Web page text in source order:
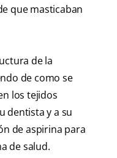
que masticaban
de la
de como se
los tejidos
dentista y a su
de aspirina para
de salud.